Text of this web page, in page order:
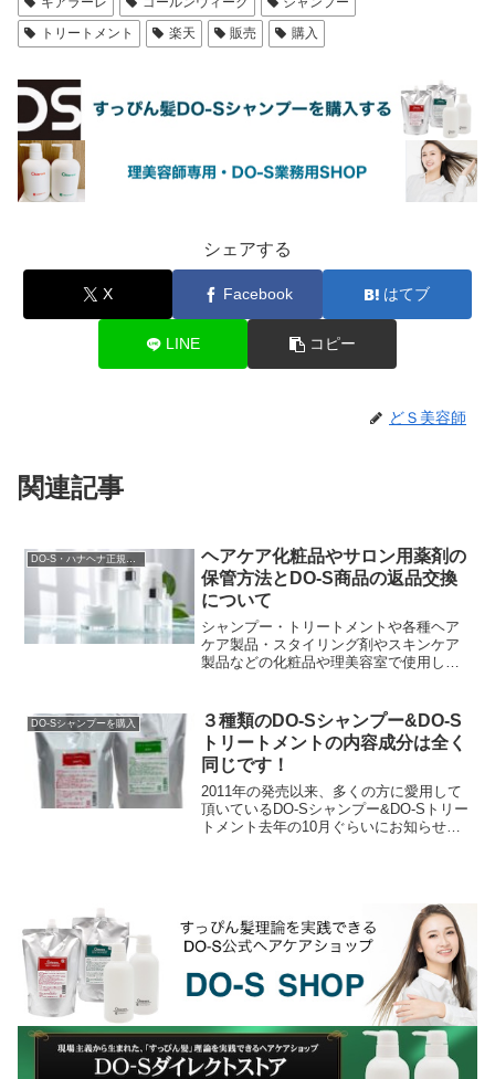
トリートメント
楽天 販売 購入
シェアする
X Facebook はてブ
LINE コピー
どＳ美容師
関連記事
ヘアケア化粧品やサロン用薬剤の
保管方法とDO-S商品の返品交換
について
シャンプー・トリートメントや各種ヘア
ケア製品・スタイリング剤やスキンケア
製品などの化粧品や理美容室で使用して
温多湿を避け、温度変...
DO-Sシャンプーを購入
３種類のDO-Sシャンプー&DO-S
トリートメントの内容成分は全く
同じです！
2011年の発売以来、多くの方に愛用して
頂いているDO-Sシャンプー&DO-Sトリー
トメント去年の10月ぐらいにお知らせし